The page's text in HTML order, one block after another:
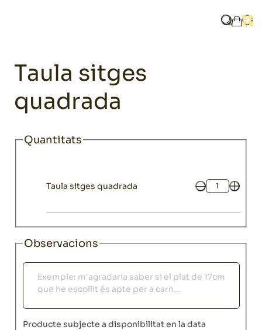
QuèLa
Taula sitges quadrada
Taula sitges
quadrada
Quantitats
Taula sitges quadrada Quantitat
Observacions
Observacions
Producte subjecte a disponibilitat en la data